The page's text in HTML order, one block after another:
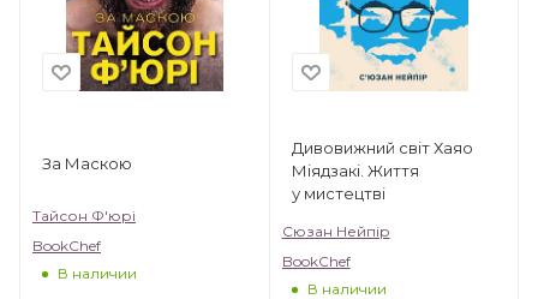
За Маскою
Тайсон Ф'юрі
BookChef
В наличии
Дивовижний світ Хаяо
Міядзакі. Життя
у мистецтві
Сюзан Нейпір
BookChef
В наличии